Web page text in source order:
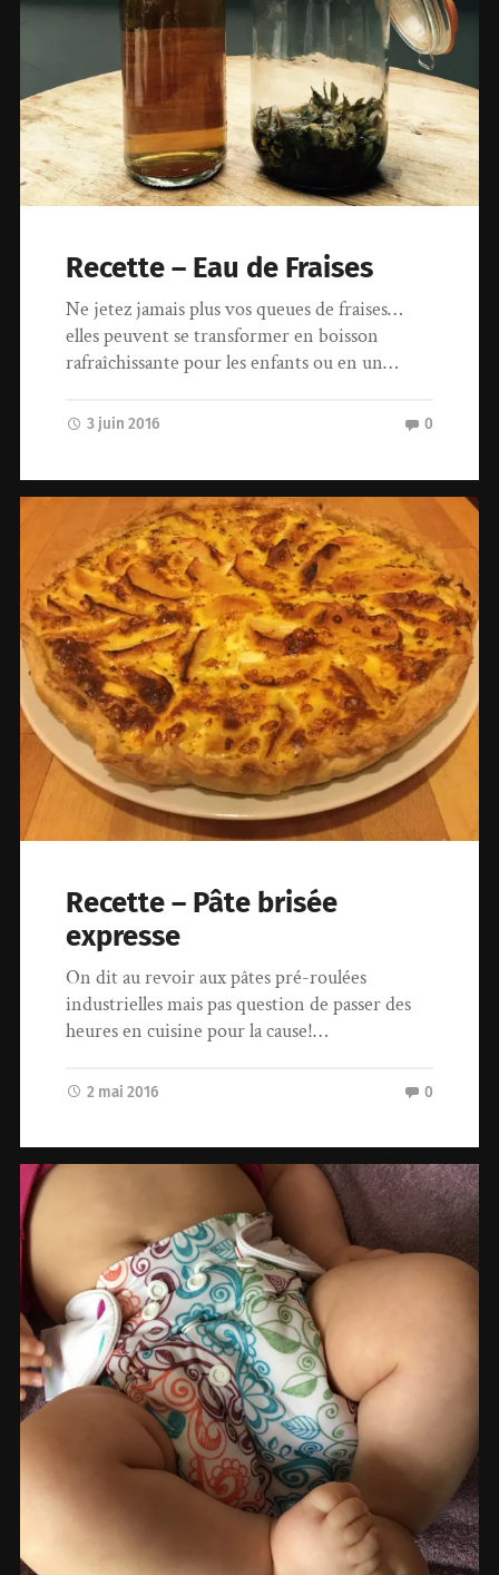
Recette – Eau de Fraises
Ne jetez jamais plus vos queues de fraises…
elles peuvent se transformer en boisson
rafraîchissante pour les enfants ou en un…
3 juin 2016 0
Recette – Pâte brisée
expresse
On dit au revoir aux pâtes pré-roulées
industrielles mais pas question de passer des
heures en cuisine pour la cause!…
2 mai 2016 0